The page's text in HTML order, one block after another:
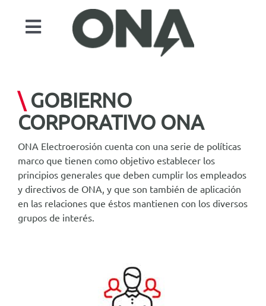
contenidoToggle
Sectores
Automatización
Casos de estudio
Actualidad
Contacto
\ GOBIERNO
CORPORATIVO ONA
ONA Electroerosión cuenta con una serie de políticas
marco que tienen como objetivo establecer los
principios generales que deben cumplir los empleados
y directivos de ONA, y que son también de aplicación
en las relaciones que éstos mantienen con los diversos
grupos de interés.